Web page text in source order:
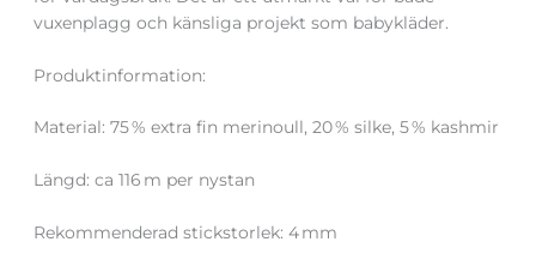
vuxenplagg och känsliga projekt som babykläder.
Produktinformation:
Material: 75 % extra fin merinoull, 20 % silke, 5 % kashmir
Längd: ca 116 m per nystan
Rekommenderad stickstorlek: 4 mm